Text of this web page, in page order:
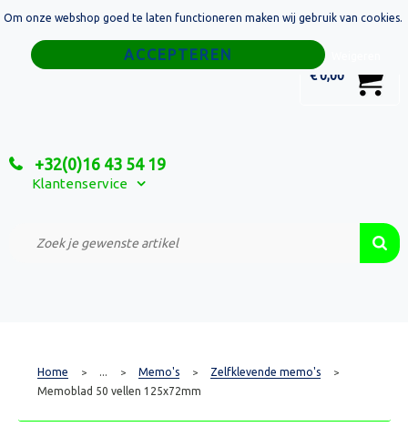
€ 0,00
+32(0)16 43 54 19
Klantenservice
Home
Relatiegeschenken
Custom Made Projecten
Home > ... > Memo's > Zelfklevende memo's >
Memoblad 50 vellen 125x72mm
Om onze webshop goed te laten functioneren maken wij gebruik van cookies.